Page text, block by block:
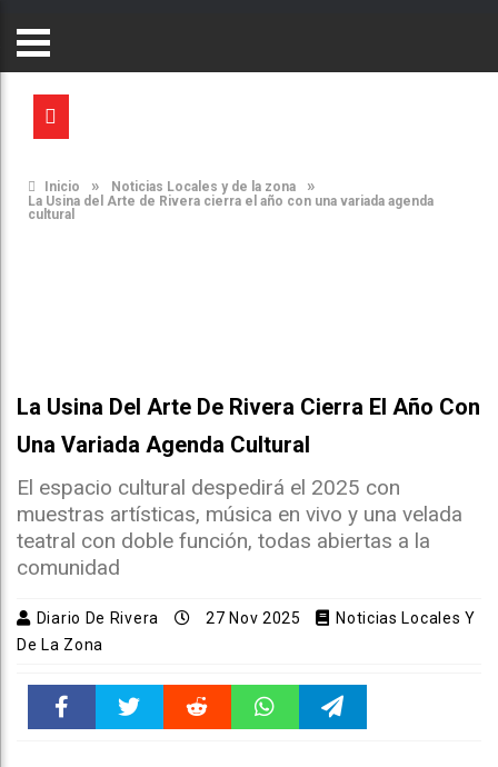
Inicio » Noticias Locales y de la zona »
La Usina del Arte de Rivera cierra el año con una variada agenda
cultural
La Usina Del Arte De Rivera Cierra El Año Con
Una Variada Agenda Cultural
El espacio cultural despedirá el 2025 con
muestras artísticas, música en vivo y una velada
teatral con doble función, todas abiertas a la
comunidad
Diario De Rivera 27 Nov 2025
Noticias Locales Y
De La Zona